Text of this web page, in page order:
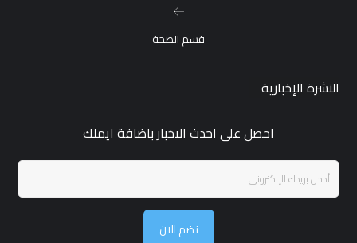
قسم الصحة
النشرة الإخبارية
احصل على احدث الاخبار باضافة ايملك
نضم الان